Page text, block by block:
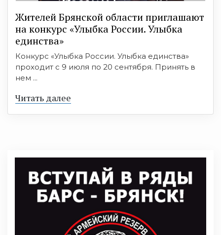
Жителей Брянской области приглашают
на конкурс «Улыбка России. Улыбка
единства»
Конкурс «Улыбка России. Улыбка единства»
проходит с 9 июля по 20 сентября. Принять в
нем ...
Читать далее